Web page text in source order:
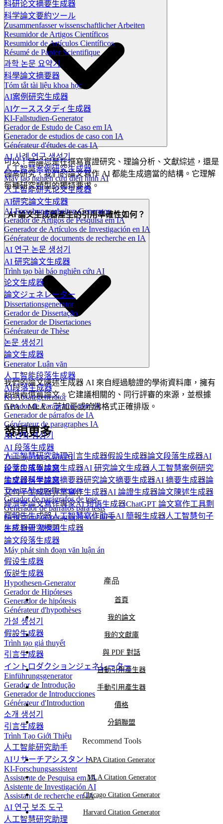
科研论文摘要生成器
科学論文要約ツール
Zusammenfasser wissenschaftlicher Arbeiten
Resumidor de Artigos Científicos
Resumidor de Artículos Científicos
Résumé de Papier Scientifique
과학 논문 요약기
科學論文摘要器
Tóm tắt tài liệu khoa học
AI案例研究生成器
AIケーススタディ生成器
KI-Fallstudien-Generator
Gerador de Estudo de Caso em IA
Generador de estudios de caso con IA
Générateur d'études de cas IA
AI 사례 연구 생성기
人工智慧案例研究生成器
Máy tạo nghiên cứu điển hình AI
人工智能研究论文生成器
AI研究論文生成器
AI-Forschungsarbeiten-Generator
Gerador de Artigos de Pesquisa em IA
Generador de Artículos de Investigación en IA
Générateur de documents de recherche en IA
AI 연구 논문 생성기
AI 研究論文生成器
Trình tạo bài báo nghiên cứu AI
论文生成器
論文ジェネレーター
Dissertationsgenerator
Gerador de Dissertação
Generador de Disertaciones
Générateur de Thèse
논문 생성기
論文生成器
Generator Luận văn
人工智能段落生成器
AI段落生成器
KI-Absatzgenerator
Gerador de Parágrafos com IA
Generador de párrafos de IA
Générateur de paragraphes IA
AI 단락 생성기
AI 段落生成器
Trình tạo đoạn văn AI
论文段落生成器
論文段落生成器
Thesis-Absatz-Generator
Gerador de parágrafos de tese
Generador de párrafos para tesis
Générateur de paragraphes de thèse
논문 단락 생성기
論文段落生成器
Máy phát sinh đoạn văn luận án
假设生成器
仮説生成器
Hypothesen-Generator
Gerador de Hipóteses
Generador de hipótesis
Générateur d'hypothèses
가설 생성기
假設生成器
Trình tạo giả thuyết
引言生成器
イントロダクションジェネレーター
Einführungsgenerator
Gerador de Introdução
Generador de Introducciones
Générateur d'Introduction
소개 생성기
引言生成器
Trình Tạo Giới Thiệu
人工智能研究助手
AIリサーチアシスタント
KI-Forschungsassistent
Assistente de Pesquisa em IA
Asistente de Investigación AI
Assistant de recherche en IA
AI 연구 보조 도구
人工智慧研究助理
可以！無論您是在撰寫實證研究、理論分析、文獻綜述，還是
個案研究，我們的論文寫作 AI 都能生成適當的結構。它理解
每種研究類型的獨特要求。
AI 論文生成器產生的引用準確性如何？
我們的論文陳述生成器 AI 來自經過驗證的學術資料庫，擁有
超過兩億篇論文。它建議相關的、同行評審的來源，並根據
APA、MLA、芝加哥或哈佛格式正確排版。
發現更多
人工智慧研究助理引言生成器假設生成器論文段落生成器AI
段落生成器論文生成器AI 研究論文生成器人工智慧案例研究
生成器科學論文摘要器研究論文摘要生成器AI 摘要生成器論
文句子生成器專業寫作生成器AI 論證生成器論文陳述生成器
經濟學論文寫作專家AI 短语生成器ChatGPT 論文寫作工具剽
竊報告生成器人工智慧寫作助手AI 簡報生成器人工智慧句子
生成器研究標題生成器
產品
首頁
我的論文
我的文獻庫
與 PDF 對話
自動引用產生器
手動引用產生器
價格
分銷聯盟
Recommend Tools
APA Citation Generator
MLA Citation Generator
Chicago Citation Generator
Harvard Citation Generator